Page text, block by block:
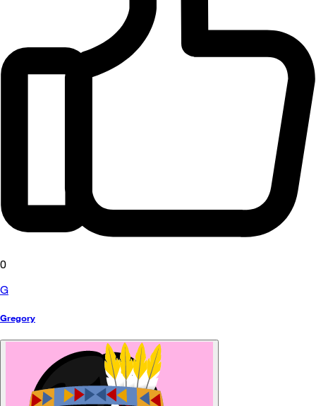
0
G
Gregory